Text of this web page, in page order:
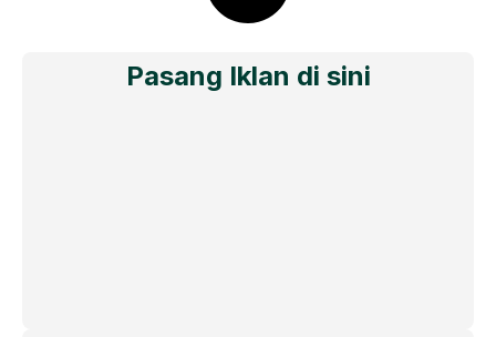
Pasang Iklan di sini